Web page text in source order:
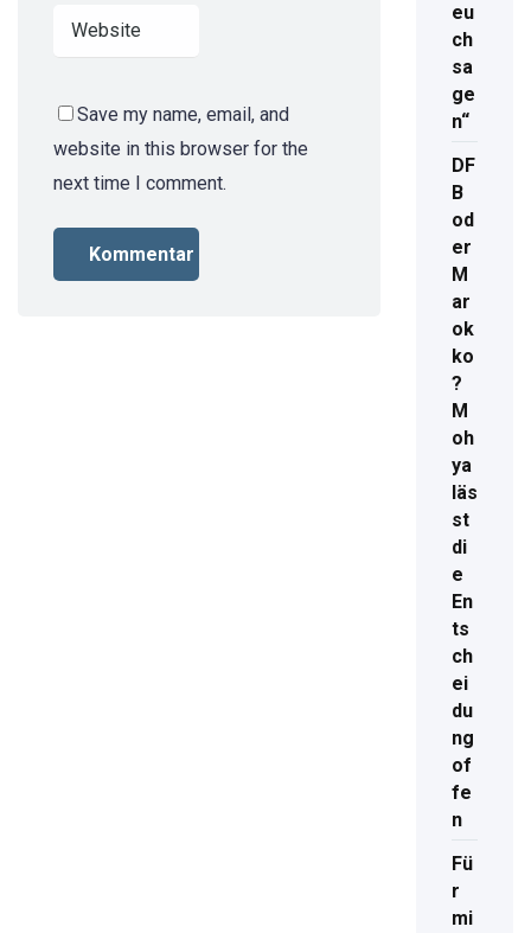
Save my name, email, and
website in this browser for the
next time I comment.
eu
ch
sa
ge
n“
DF
B
od
er
M
ar
ok
ko
?
M
oh
ya
läs
st
di
e
En
ts
ch
ei
du
ng
of
fe
n
Fü
r
mi